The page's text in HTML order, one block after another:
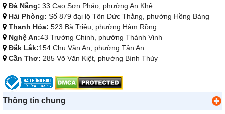
Đà Nẵng: 33 Cao Sơn Pháo, phường An Khê
Hải Phòng: Số 879 đại lộ Tôn Đức Thắng, phường Hồng Bàng
Thanh Hóa: 523 Bà Triệu, phường Hàm Rồng
Nghệ An:43 Trường Chinh, phường Thành Vinh
Đắk Lắk:154 Chu Văn An, phường Tân An
Cần Thơ: 285 Võ Văn Kiệt, phường Bình Thủy
Thông tin chung